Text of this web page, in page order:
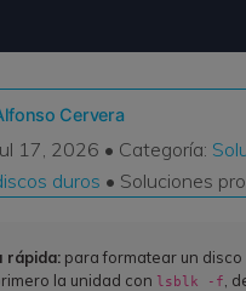
Gratis
Pruébalo Gratis
TODAS LAS FUNCIONES
Cervera
17, 2026 • Categoría:
duros • Soluciones
rápida: para formatear un disco
la unidad con lsblk -f
,